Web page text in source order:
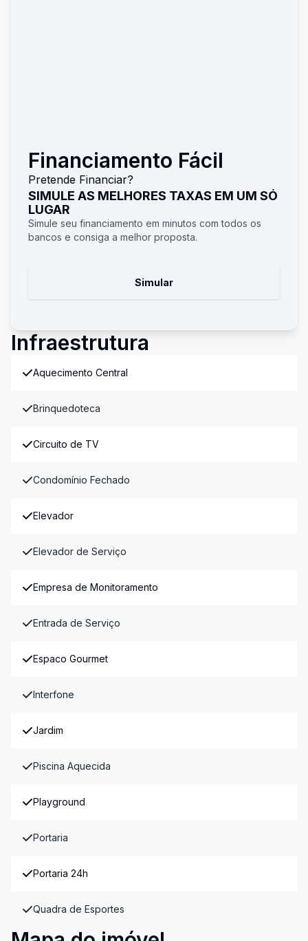
Financiamento Fácil
Pretende Financiar?
SIMULE AS MELHORES TAXAS EM UM SÓ
LUGAR
Simule seu financiamento em minutos com todos os
bancos e consiga a melhor proposta.
Simular
Infraestrutura
Aquecimento Central
Brinquedoteca
Circuito de TV
Condomínio Fechado
Elevador
Elevador de Serviço
Empresa de Monitoramento
Entrada de Serviço
Espaco Gourmet
Interfone
Jardim
Piscina Aquecida
Playground
Portaria
Portaria 24h
Quadra de Esportes